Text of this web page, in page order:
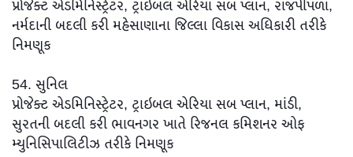
પ્રોજેક્ટ એડમિનિસ્ટ્રેટર, ટ્રાઇબલ એરિયા સબ પ્લાન, રાજપીપળા,
નર્મદાની બદલી કરી મહેસાણાના જિલ્લા વિકાસ અધિકારી તરીકે
નિમણૂક
54. સુનિલ
પ્રોજેક્ટ એડમિનિસ્ટ્રેટર, ટ્રાઇબલ એરિયા સબ પ્લાન, માંડી,
સુરતની બદલી કરી ભાવનગર ખાતે રિજનલ કમિશનર ઓફ
મ્યુનિસિપાલિટીઝ તરીકે નિમણૂક